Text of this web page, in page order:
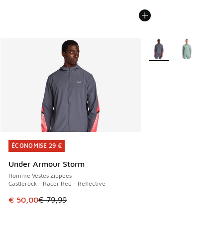
ÉCONOMISE 29 €
Under Armour Storm
Homme Vestes Zippees
Castlerock - Racer Red - Reflective
Cet article est en promotion. Prix en baisse de € 79,99 à
€ 50,00€ 79,99
ÉCONOMISE 29 €
Plus de couleurs